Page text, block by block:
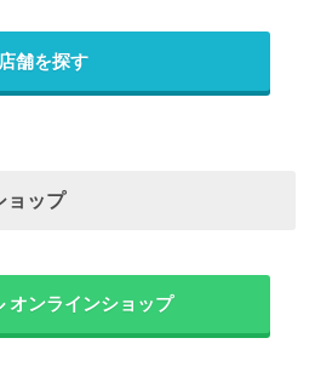
店舗を探す
ョップ
オンラインショップ